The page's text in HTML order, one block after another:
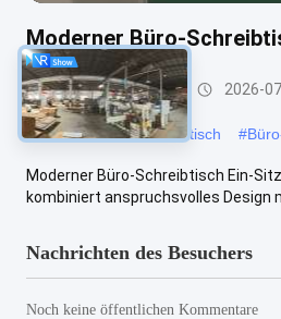
Moderner Büro-
Büroarbeitsplätze 2026-
#Modularer Arbeitsplatztisch #
Moderner Büro-Schreibtisch Ein-
kombiniert anspruchsvolles Design
Nachrichten des Besuchers
Noch keine öffentlichen Kommentare